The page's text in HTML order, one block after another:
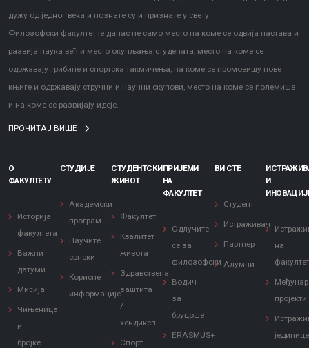
дужу од једног века и познате су и признате у свету.
Филозофски факултет је данас не само место на коме се одвија настава и
развија наука већ и место окупљања студената, место на коме се
одржавају трибине и спортска такмичења, на коме се промовишу нове
књиге и одржавају стручни и научни скупови, место на коме се полемише
и на коме се развијају идеје.
ПРОЧИТАЈ ВИШЕ
О
ФАКУЛТЕТУ
Историја
факултета
Важни
датуми
Мисија
Чињенице
и
бројке
СТУДИЈЕ
Академски
програм
Научите
српски
Корисне
информације
СТУДЕНТСКИ
ЖИВОТ
Факултет
Квалитет
живота
Здравствена
заштита
/
хендикеп
Спорт
ПРИЈЕМИ
НА
ФАКУЛТЕТ
Одлучите
се за
филозофски
Водич
за
бруцоше
ERASMUS+
ВИ СТЕ
Студент
Истраживач
Партнер
Алумни
И
на
пројекти
јединице